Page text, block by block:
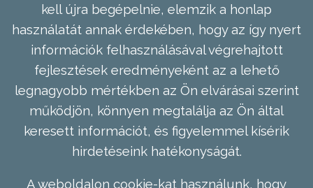
kell újra begépelnie, elemzik a honlap
használatát annak érdekében, hogy az így nyert
információk felhasználásával végrehajtott
fejlesztések eredményeként az a lehető
legnagyobb mértékben az Ön elvárásai szerint
működjön, könnyen megtalálja az Ön által
keresett információt, és figyelemmel kísérik
hirdetéseink hatékonyságát.
A weboldalon cookie-kat használunk, hogy